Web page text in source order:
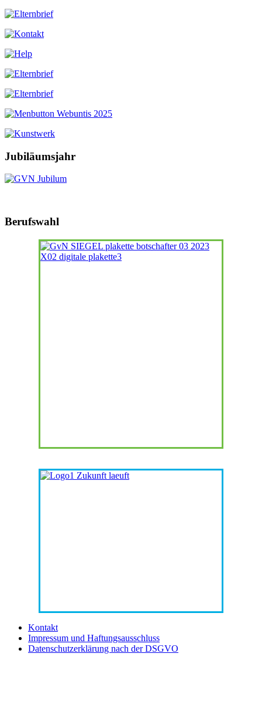
Jubiläumsjahr
Berufswahl
Kontakt
Impressum und Haftungsausschluss
Datenschutzerklärung nach der DSGVO